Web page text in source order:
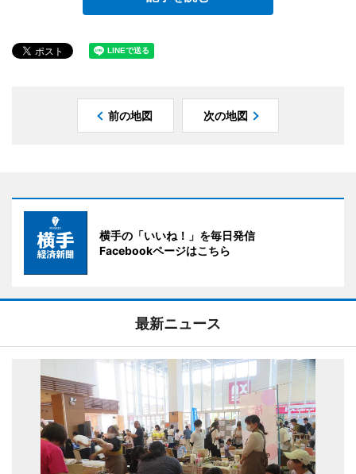
前の地図 次の地図
横手の「いいね！」を毎日発信
Facebookページはこちら
最新ニュース